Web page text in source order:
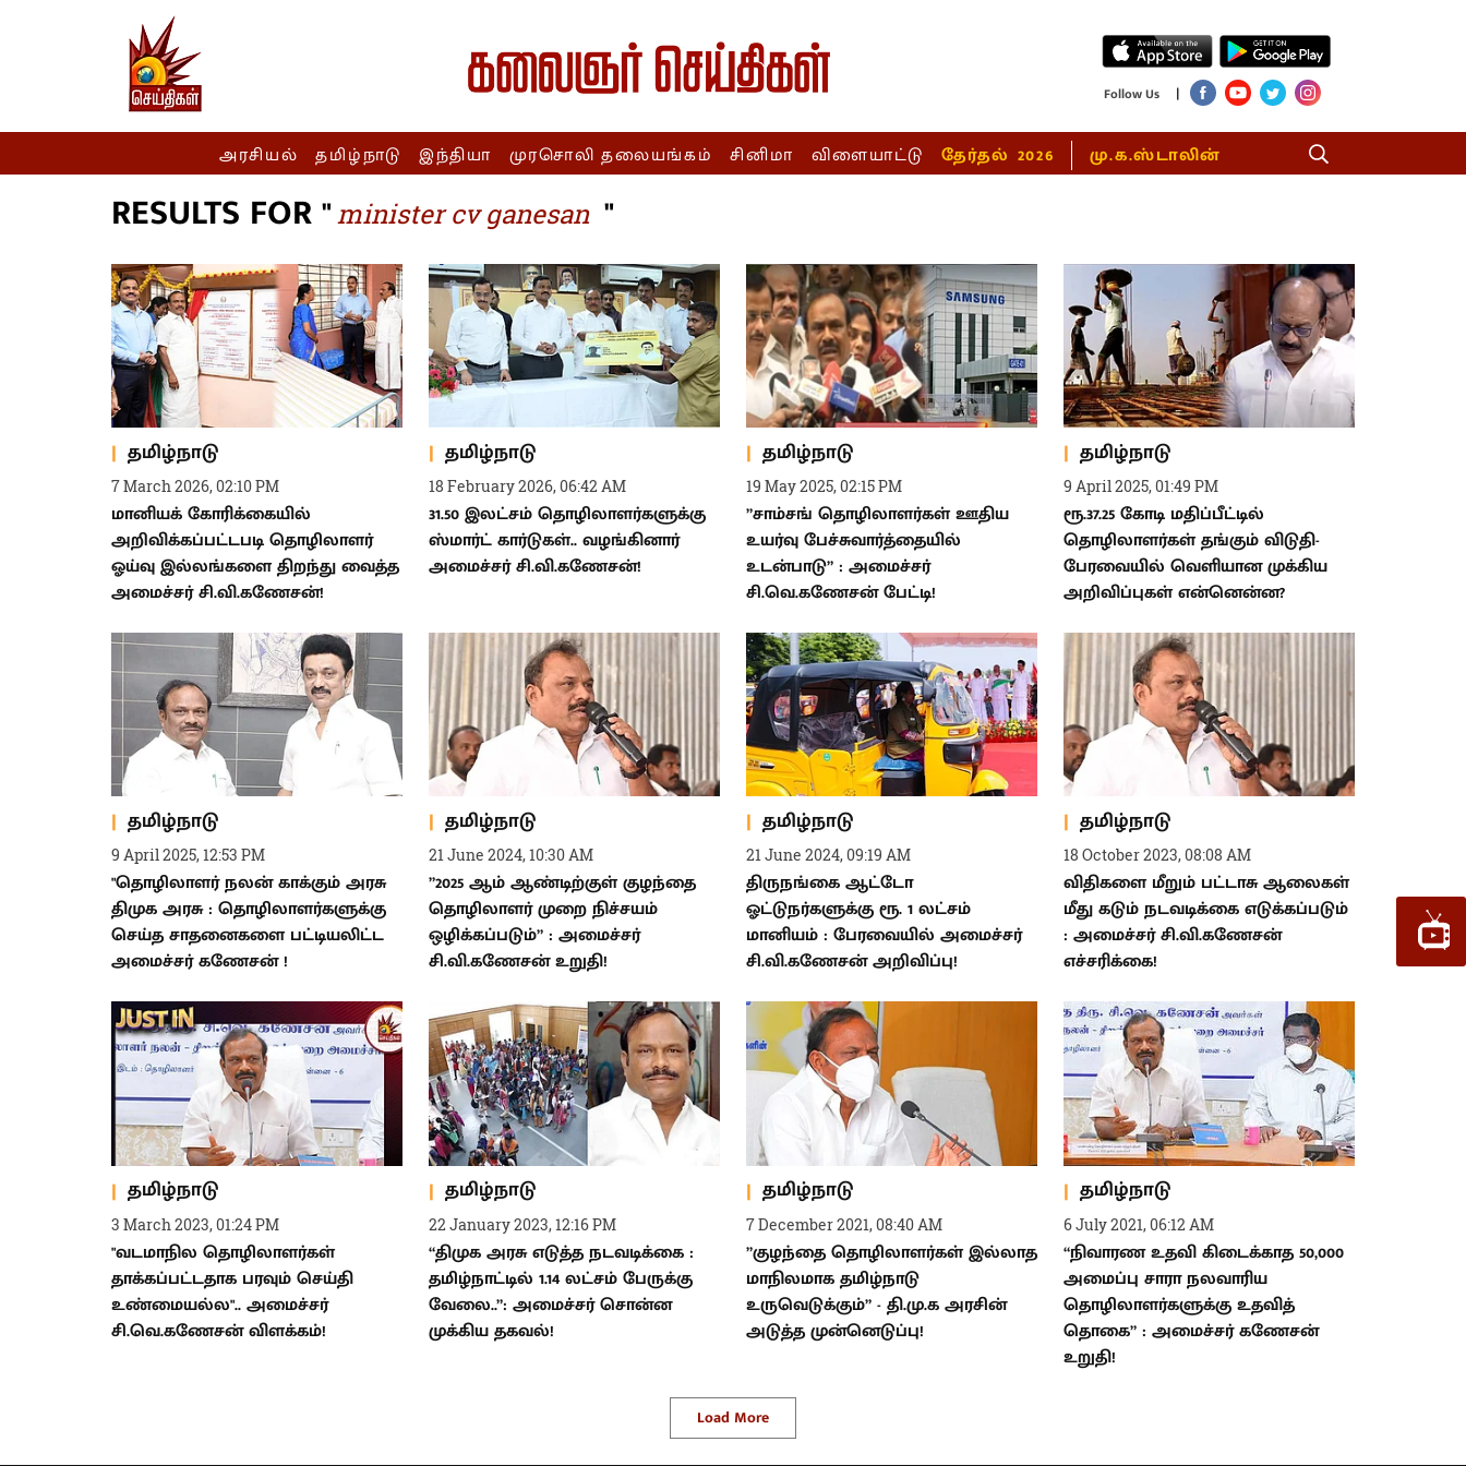
Follow Us |
அரசியல் தமிழ்நாடு இந்தியா முரசொலி தலையங்கம் சினிமா விளையாட்டு தேர்தல் 2026 மு.க.ஸ்டாலின்
RESULTS FOR "minister cv ganesan "
தமிழ்நாடு
7 March 2026, 02:10 PM
மானியக் கோரிக்கையில்
அறிவிக்கப்பட்டபடி தொழிலாளர்
ஓய்வு இல்லங்களை திறந்து வைத்த
அமைச்சர் சி.வி.கணேசன்!
தமிழ்நாடு
18 February 2026, 06:42 AM
31.50 இலட்சம் தொழிலாளர்களுக்கு
ஸ்மார்ட் கார்டுகள்.. வழங்கினார்
அமைச்சர் சி.வி.கணேசன்!
தமிழ்நாடு
19 May 2025, 02:15 PM
”சாம்சங் தொழிலாளர்கள் ஊதிய
உயர்வு பேச்சுவார்த்தையில்
உடன்பாடு” : அமைச்சர்
சி.வெ.கணேசன் பேட்டி!
தமிழ்நாடு
9 April 2025, 01:49 PM
ரூ.37.25 கோடி மதிப்பீட்டில்
தொழிலாளர்கள் தங்கும் விடுதி-
பேரவையில் வெளியான முக்கிய
அறிவிப்புகள் என்னென்ன?
தமிழ்நாடு
9 April 2025, 12:53 PM
"தொழிலாளர் நலன் காக்கும் அரசு
திமுக அரசு : தொழிலாளர்களுக்கு
செய்த சாதனைகளை பட்டியலிட்ட
அமைச்சர் கணேசன் !
தமிழ்நாடு
21 June 2024, 10:30 AM
”2025 ஆம் ஆண்டிற்குள் குழந்தை
தொழிலாளர் முறை நிச்சயம்
ஒழிக்கப்படும்” : அமைச்சர்
சி.வி.கணேசன் உறுதி!
தமிழ்நாடு
21 June 2024, 09:19 AM
திருநங்கை ஆட்டோ
ஓட்டுநர்களுக்கு ரூ. 1 லட்சம்
மானியம் : பேரவையில் அமைச்சர்
சி.வி.கணேசன் அறிவிப்பு!
தமிழ்நாடு
18 October 2023, 08:08 AM
விதிகளை மீறும் பட்டாசு ஆலைகள்
மீது கடும் நடவடிக்கை எடுக்கப்படும்
: அமைச்சர் சி.வி.கணேசன்
எச்சரிக்கை!
தமிழ்நாடு
3 March 2023, 01:24 PM
"வடமாநில தொழிலாளர்கள்
தாக்கப்பட்டதாக பரவும் செய்தி
உண்மையல்ல".. அமைச்சர்
சி.வெ.கணேசன் விளக்கம்!
தமிழ்நாடு
22 January 2023, 12:16 PM
“திமுக அரசு எடுத்த நடவடிக்கை :
தமிழ்நாட்டில் 1.14 லட்சம் பேருக்கு
வேலை..”: அமைச்சர் சொன்ன
முக்கிய தகவல்!
தமிழ்நாடு
7 December 2021, 08:40 AM
”குழந்தை தொழிலாளர்கள் இல்லாத
மாநிலமாக தமிழ்நாடு
உருவெடுக்கும்” - தி.மு.க அரசின்
அடுத்த முன்னெடுப்பு!
தமிழ்நாடு
6 July 2021, 06:12 AM
“நிவாரண உதவி கிடைக்காத 50,000
அமைப்பு சாரா நலவாரிய
தொழிலாளர்களுக்கு உதவித்
தொகை” : அமைச்சர் கணேசன்
உறுதி!
Load More